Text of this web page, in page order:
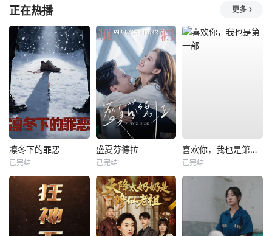
正在热播 更多
凛冬下的罪恶
已完结
盛夏芬德拉
已完结
喜欢你，我也是第一部
已完结